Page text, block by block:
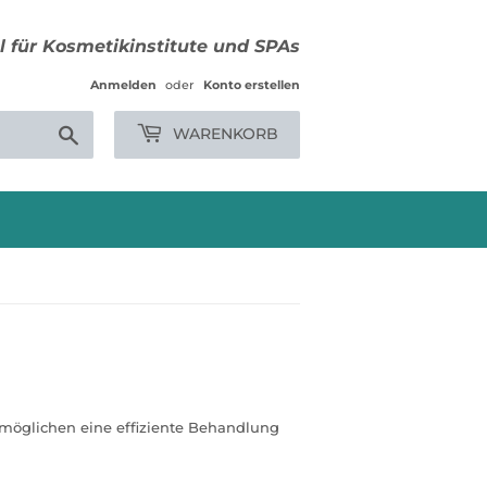
für Kosmetikinstitute und SPAs
Anmelden oder Konto erstellen
WARENKORB
eine effiziente Behandlung